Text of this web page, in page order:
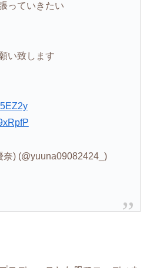
っていきたい
い致します
) (@yuuna09082424_)